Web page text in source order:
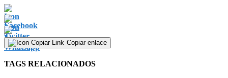
Copiar enlace
TAGS RELACIONADOS